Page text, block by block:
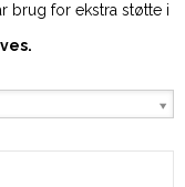
brug for ekstra støtte i